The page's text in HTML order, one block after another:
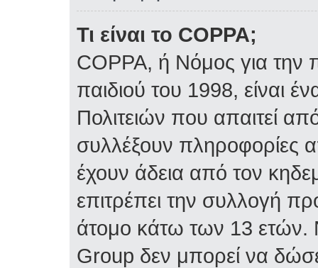
Τι είναι το COPPA;
COPPA, ή Νόμος για την
παιδιού του 1998, είναι
Πολιτειών που απαιτεί
συλλέξουν πληροφορίες
έχουν άδεια από τον
επιτρέπει την συλλογή
άτομο κάτω των 13 ετών.
Group δεν μπορεί να